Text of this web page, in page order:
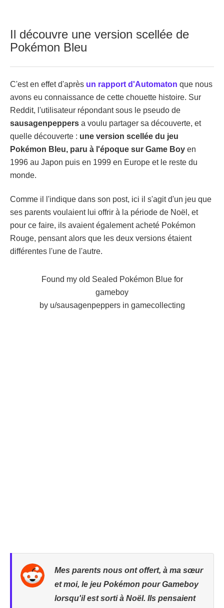
Il découvre une version scellée de
Pokémon Bleu
C'est en effet d'après un rapport d'Automaton que nous
avons eu connaissance de cette chouette histoire. Sur
Reddit, l'utilisateur répondant sous le pseudo de
sausagenpeppers a voulu partager sa découverte, et
quelle découverte : une version scellée du jeu
Pokémon Bleu, paru à l'époque sur Game Boy en
1996 au Japon puis en 1999 en Europe et le reste du
monde.
Comme il l'indique dans son post, ici il s'agit d'un jeu que
ses parents voulaient lui offrir à la période de Noël, et
pour ce faire, ils avaient également acheté Pokémon
Rouge, pensant alors que les deux versions étaient
différentes l'une de l'autre.
Found my old Sealed Pokémon Blue for
gameboy
by u/sausagenpeppersin gamecollecting
Mes parents nous ont offert, à ma sœur
et moi, le jeu Pokémon pour Gameboy
lorsqu'il est sorti à Noël. Ils pensaient